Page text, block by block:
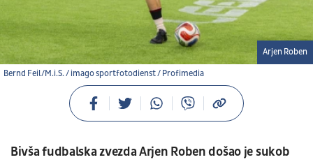
Bernd Feil/M.i.S. / imago sportfotodienst / Profimedia
Arjen Roben
Bivša fudbalska zvezda Arjen Roben došao je sukob